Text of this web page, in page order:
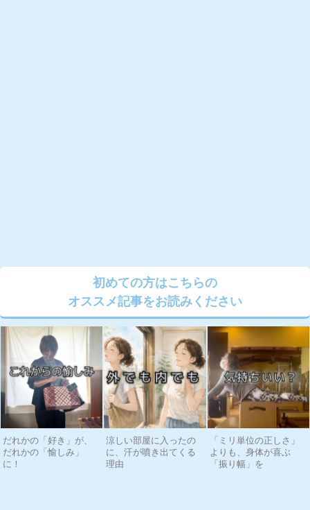
初めての方はこちらの
オススメ記事をお読みください
だれかの「好き」が、
だれかの「愉しみ」
に！
涼しい部屋に入ったの
に、汗が噴き出てくる
理由
「ミリ単位の正しさ」
よりも、身体が喜ぶ
「振り幅」を